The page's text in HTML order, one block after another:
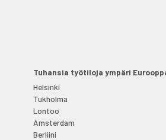
Tuhansia työtiloja ympäri
Helsinki
Tukholma
Lontoo
Amsterdam
Berliini